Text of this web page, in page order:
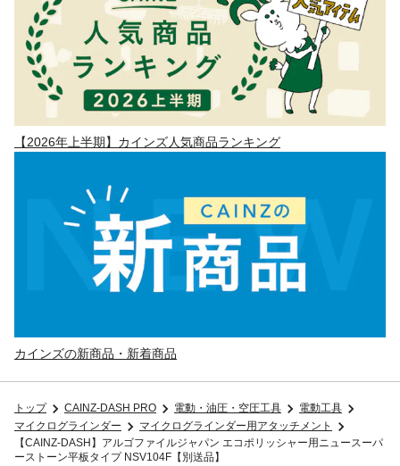
【2026年上半期】カインズ人気商品ランキング
カインズの新商品・新着商品
トップ CAINZ-DASH PRO 電動・油圧・空圧工具
電動工具
マイクログラインダー
マイクログラインダー用アタッチメント
【CAINZ-DASH】アルゴファイルジャパン エコポリッシャー用ニュースーパ
ーストーン平板タイプ NSV104F【別送品】